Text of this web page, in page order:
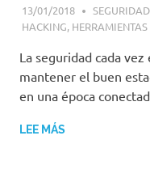
Ciberseguridad
Noticias
|
Libros
13/01/2018
HACKING, HERRAMIENTAS
‌La seguridad cada
mantener el buen
en una época
LEE MÁS